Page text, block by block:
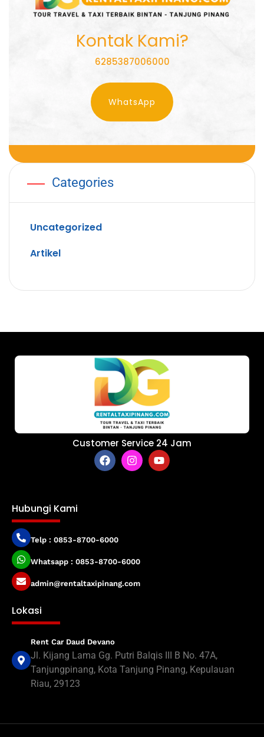
Kontak Kami?
6285387006000
WhatsApp
Categories
Uncategorized
Artikel
Customer Service 24 Jam
Hubungi Kami
Telp : 0853-8700-6000
Whatsapp : 0853-8700-6000
admin@rentaltaxipinang.com
Lokasi
Rent Car Daud Devano
Jl. Kijang Lama Gg. Putri Balqis III B No. 47A,
Tanjungpinang, Kota Tanjung Pinang, Kepulauan
Riau, 29123